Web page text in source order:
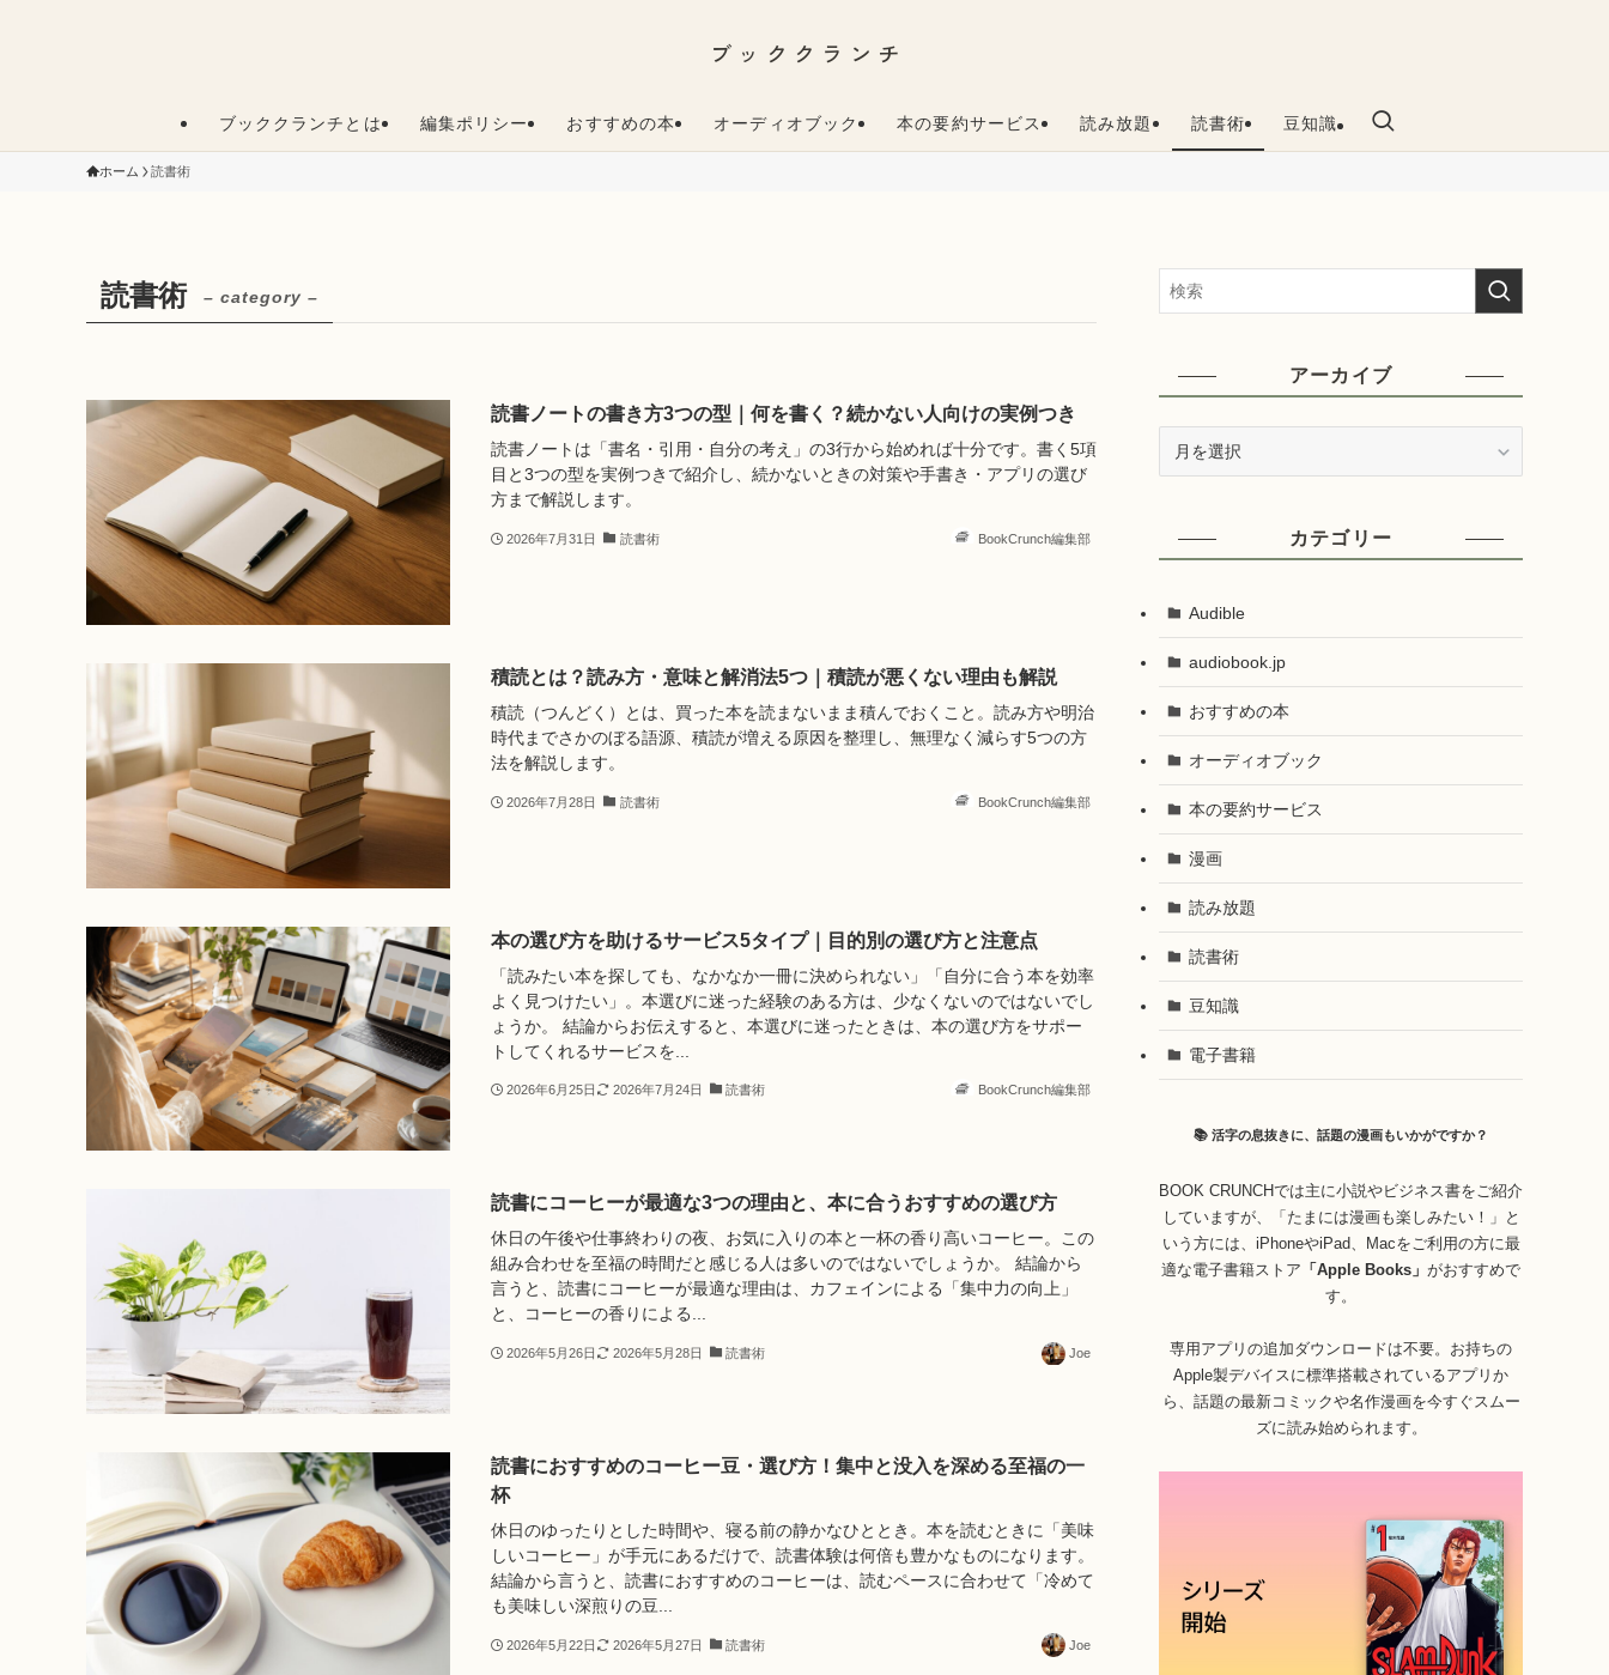
ブッククランチ
ブッククランチとは 編集ポリシー おすすめの本 オーディオブック 本の要約サービス 読み放題 読書術 豆知識
ホーム 読書術
読書術 – category –
読書ノートの書き方3つの型｜何を書く？続かない人向けの実例つき
読書ノートは「書名・引用・自分の考え」の3行から始めれば十分です。書く5項
目と3つの型を実例つきで紹介し、続かないときの対策や手書き・アプリの選び
方まで解説します。
2026年7月31日 読書術 BookCrunch編集部
積読とは？読み方・意味と解消法5つ｜積読が悪くない理由も解説
積読（つんどく）とは、買った本を読まないまま積んでおくこと。読み方や明治
時代までさかのぼる語源、積読が増える原因を整理し、無理なく減らす5つの方
法を解説します。
2026年7月28日 読書術 BookCrunch編集部
本の選び方を助けるサービス5タイプ｜目的別の選び方と注意点
「読みたい本を探しても、なかなか一冊に決められない」「自分に合う本を効率
よく見つけたい」。本選びに迷った経験のある方は、少なくないのではないでし
ょうか。 結論からお伝えすると、本選びに迷ったときは、本の選び方をサポー
トしてくれるサービスを...
2026年6月25日 2026年7月24日 読書術 BookCrunch編集部
読書にコーヒーが最適な3つの理由と、本に合うおすすめの選び方
休日の午後や仕事終わりの夜、お気に入りの本と一杯の香り高いコーヒー。この
組み合わせを至福の時間だと感じる人は多いのではないでしょうか。 結論から
言うと、読書にコーヒーが最適な理由は、カフェインによる「集中力の向上」
と、コーヒーの香りによる...
2026年5月26日 2026年5月28日 読書術 Joe
読書におすすめのコーヒー豆・選び方！集中と没入を深める至福の一
杯
休日のゆったりとした時間や、寝る前の静かなひととき。本を読むときに「美味
しいコーヒー」が手元にあるだけで、読書体験は何倍も豊かなものになります。
結論から言うと、読書におすすめのコーヒーは、読むペースに合わせて「冷めて
も美味しい深煎りの豆...
2026年5月22日 2026年5月27日 読書術 Joe
アーカイブ
カテゴリー
Audible
audiobook.jp
おすすめの本
オーディオブック
本の要約サービス
漫画
読み放題
読書術
豆知識
電子書籍
📚 活字の息抜きに、話題の漫画もいかがですか？
BOOK CRUNCHでは主に小説やビジネス書をご紹介
していますが、「たまには漫画も楽しみたい！」と
いう方には、iPhoneやiPad、Macをご利用の方に最
適な電子書籍ストア 「Apple Books」 がおすすめで
す。
専用アプリの追加ダウンロードは不要。お持ちの
Apple製デバイスに標準搭載されているアプリか
ら、話題の最新コミックや名作漫画を今すぐスムー
ズに読み始められます。